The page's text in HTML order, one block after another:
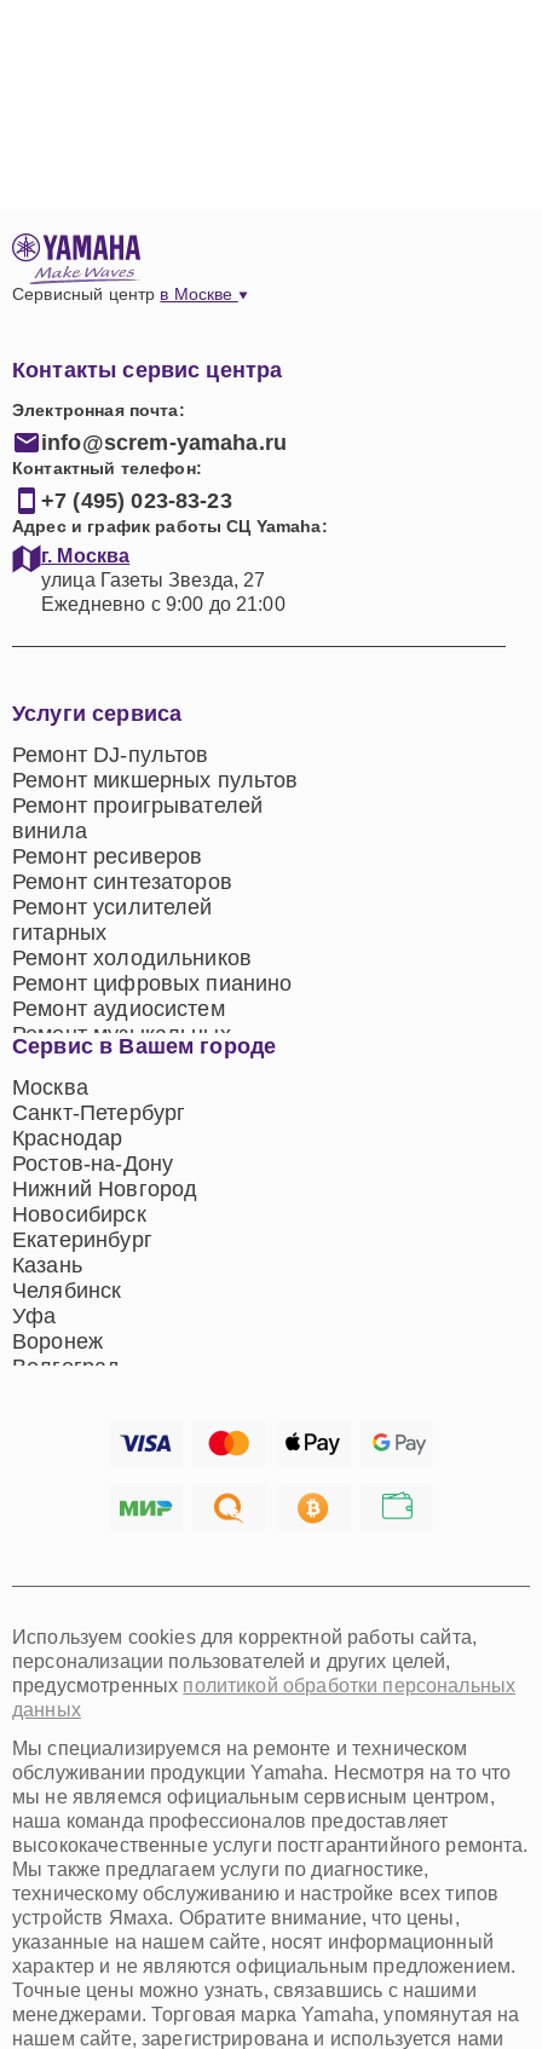
Сервисный центр в Москве
Контакты сервис центра
Электронная почта:
info@screm-yamaha.ru
Контактный телефон:
+7 (495) 023-83-23
Адрес и график работы СЦ Yamaha:
г. Москва
улица Газеты Звезда, 27
Ежедневно с 9:00 до 21:00
Сервис в Вашем городе
Москва
Санкт-Петербург
Краснодар
Ростов-на-Дону
Нижний Новгород
Новосибирск
Екатеринбург
Казань
Челябинск
Уфа
Воронеж
Волгоград
Хабаровск
Омск
Красноярск
Пермь
Ульяновск
Киров
Архангельск
Астрахань
Белгород
Благовещенск
Брянск
Владивосток
Владикавказ
Владимир
Волжский
Вологда
Грозный
Услуги сервиса
Ремонт DJ-пультов
Ремонт микшерных пультов
Ремонт проигрывателей
винила
Ремонт ресиверов
Ремонт синтезаторов
Ремонт усилителей
гитарных
Ремонт холодильников
Ремонт цифровых пианино
Ремонт аудиосистем
Ремонт музыкальных
центров
Ремонт домашних
кинотеатров
Ремонт микрофонов
Ремонт акустических
систем
Используем cookies для корректной работы сайта,
персонализации пользователей и других целей,
предусмотренных политикой обработки персональных
данных
Мы специализируемся на ремонте и техническом
обслуживании продукции Yamaha. Несмотря на то что
мы не являемся официальным сервисным центром,
наша команда профессионалов предоставляет
высококачественные услуги постгарантийного ремонта.
Мы также предлагаем услуги по диагностике,
техническому обслуживанию и настройке всех типов
устройств Ямаха. Обратите внимание, что цены,
указанные на нашем сайте, носят информационный
характер и не являются официальным предложением.
Точные цены можно узнать, связавшись с нашими
менеджерами. Торговая марка Yamaha, упомянутая на
нашем сайте, зарегистрирована и используется нами